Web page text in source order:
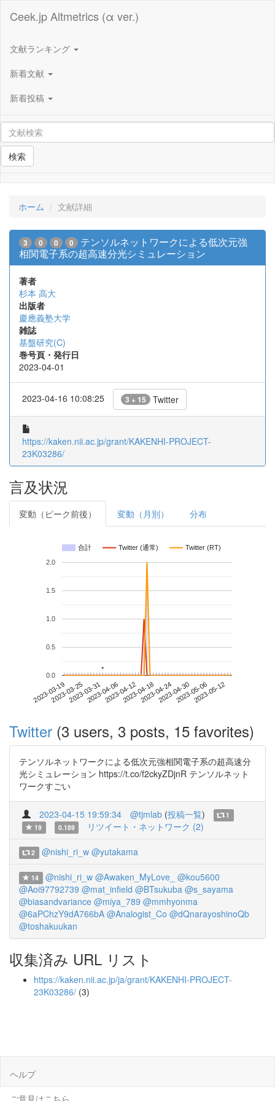
Ceek.jp Altmetrics (α ver.)
文献ランキング
新着文献
新着投稿
検索
ホーム 文献詳細
3 0 0 0
テンソルネットワークによる低次元強
相関電子系の超高速分光シミュレーション
著者
杉本 高大
出版者
慶應義塾大学
雑誌
基盤研究(C)
巻号頁・発行日
2023-04-01
2023-04-16 10:08:25 3 + 15 Twitter
https://kaken.nii.ac.jp/grant/KAKENHI-PROJECT-
23K03286/
言及状況
変動（ピーク前後） 変動（月別） 分布
合計 Twitter (通常) Twitter (RT)
2023-03-192023-03-252023-03-312023-04-062023-04-122023-04-182023-04-242023-04-302023-05-062023-05-12
0.0
0.5
1.0
1.5
2.0
**
Twitter (3 users, 3 posts, 15 favorites)
テンソルネットワークによる低次元強相関電子系の超高速分
光シミュレーション https://t.co/f2ckyZDjnR テンソルネット
ワークすごい
2023-04-15 19:59:34 @tjmlab (投稿一覧)
1
19
0.189 リツイート・ネットワーク (2)
2 @nishi_ri_w @yutakama
14 @nishi_ri_w @Awaken_MyLove_ @kou5600
@Aoi97792739 @mat_infield @BTsukuba @s_sayama
@biasandvariance @miya_789 @mmhyonma
@6aPChzY9dA766bA @Analogist_Co @dQnarayoshinoQb
@toshakuukan
収集済み URL リスト
https://kaken.nii.ac.jp/ja/grant/KAKENHI-PROJECT-
23K03286/ (3)
ヘルプ
ご意見はこちら